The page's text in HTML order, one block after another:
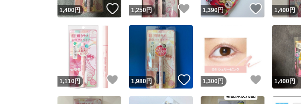
1,400円 いいね！
1,250円 いいね！
1,390円 いいね！
1,400円
1,110円 いいね！
1,980円 いいね！
1,300 円 いいね！
1,400円